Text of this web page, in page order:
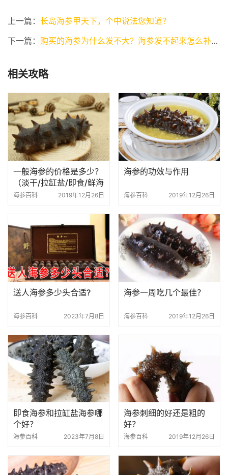
上一篇： 长岛海参甲天下，个中说法您知道？
下一篇： 购买的海参为什么发不大？海参发不起来怎么补救？
相关攻略
一般海参的价格是多少？
（淡干/拉缸盐/即食/鲜海
参）
海参百科 2019年12月26日
海参的功效与作用
海参百科 2019年12月26日
送人海参多少头合适?
海参百科 2023年7月8日
海参一周吃几个最佳？
海参百科 2019年12月26日
即食海参和拉缸盐海参哪
个好？
海参百科 2023年7月8日
海参刺细的好还是粗的
好？
海参百科 2019年12月26日